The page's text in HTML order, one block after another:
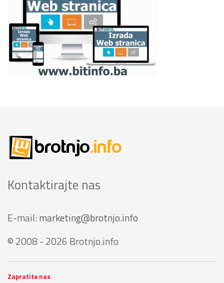
Kontaktirajte nas
E-mail: marketing@brotnjo.info
© 2008 - 2026 Brotnjo.info
Zapratite nas